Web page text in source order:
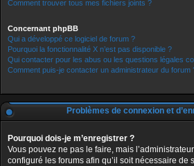
Comment trouver tous mes fichiers joints ?
Concernant phpBB
Qui a développé ce logiciel de forum ?
Pourquoi la fonctionnalité X n’est pas disponible ?
Qui contacter pour les abus ou les questions légales
Comment puis-je contacter un administrateur du forum
Problèmes de connexion et
Pourquoi dois-je m’enregistrer ?
Vous pouvez ne pas le faire, mais
configuré les forums afin qu’il soit nécessaire de